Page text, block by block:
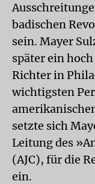
badischen
sein. Mayer
später ein
Richter in
wichtigsten
setzte sich
Leitung des
(AJC), für die
ein.